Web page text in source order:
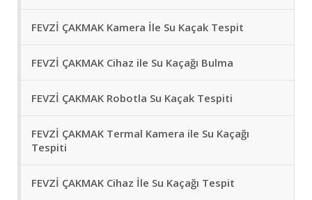
FEVZİ ÇAKMAK Kamera İle Su Kaçak Tespit
FEVZİ ÇAKMAK Cihaz ile Su Kaçağı Bulma
FEVZİ ÇAKMAK Robotla Su Kaçak Tespiti
FEVZİ ÇAKMAK Termal Kamera ile Su Kaçağı
Tespiti
FEVZİ ÇAKMAK Cihaz İle Su Kaçağı Tespit